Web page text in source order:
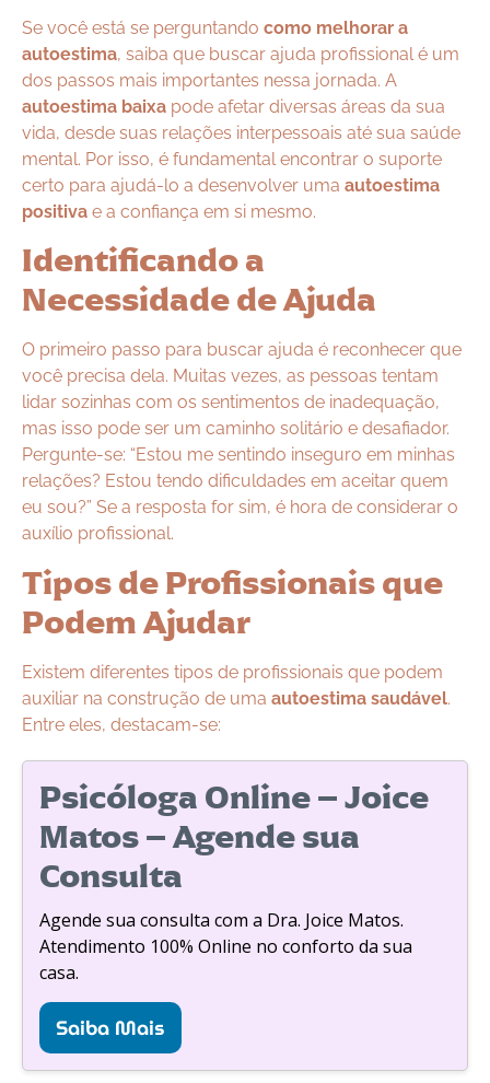
Se você está se perguntando como melhorar a
autoestima, saiba que buscar ajuda profissional é um
dos passos mais importantes nessa jornada. A
autoestima baixa pode afetar diversas áreas da sua
vida, desde suas relações interpessoais até sua saúde
mental. Por isso, é fundamental encontrar o suporte
certo para ajudá-lo a desenvolver uma autoestima
positiva e a confiança em si mesmo.
Identificando a
Necessidade de Ajuda
O primeiro passo para buscar ajuda é reconhecer que
você precisa dela. Muitas vezes, as pessoas tentam
lidar sozinhas com os sentimentos de inadequação,
mas isso pode ser um caminho solitário e desafiador.
Pergunte-se: “Estou me sentindo inseguro em minhas
relações? Estou tendo dificuldades em aceitar quem
eu sou?” Se a resposta for sim, é hora de considerar o
auxílio profissional.
Tipos de Profissionais que
Podem Ajudar
Existem diferentes tipos de profissionais que podem
auxiliar na construção de uma autoestima saudável.
Entre eles, destacam-se:
Psicóloga Online – Joice
Matos – Agende sua
Consulta
Agende sua consulta com a Dra. Joice Matos.
Atendimento 100% Online no conforto da sua
casa.
Saiba Mais